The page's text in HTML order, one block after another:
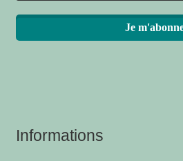
Informations